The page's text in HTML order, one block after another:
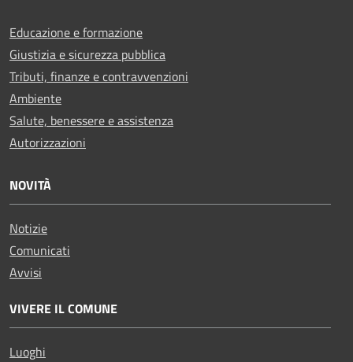
Educazione e formazione
Giustizia e sicurezza pubblica
Tributi, finanze e contravvenzioni
Ambiente
Salute, benessere e assistenza
Autorizzazioni
NOVITÀ
Notizie
Comunicati
Avvisi
VIVERE IL COMUNE
Luoghi